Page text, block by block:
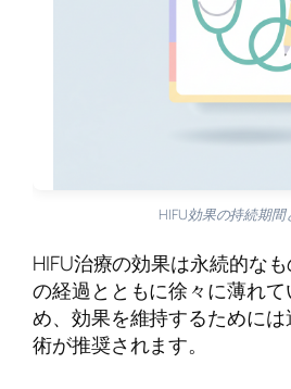
HIFU効果の持続期間
HIFU治療の効果は永続的な
の経過とともに徐々に薄れ
め、効果を維持するために
術が推奨されます。